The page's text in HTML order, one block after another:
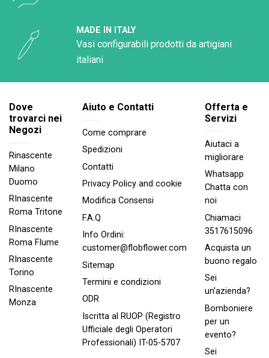
MADE IN ITALY
Vasi configurabili prodotti da artigiani
italiani
Dove
trovarci nei
Negozi
Rinascente
Milano
Duomo
RInascente
Roma Tritone
RInascente
Roma FIume
RInascente
Torino
RInascente
Monza
Aiuto e Contatti
Come comprare
Spedizioni
Contatti
Privacy Policy and cookie
Modifica Consensi
F.A.Q
Info Ordini:
customer@flobflower.com
Sitemap
Termini e condizioni
ODR
Iscritta al RUOP (Registro
Ufficiale degli Operatori
Professionali) IT-05-5707
Offerta e
Servizi
Aiutaci a
migliorare
Whatsapp
Chatta con
noi
Chiamaci
3517615096
Acquista un
buono regalo
Sei
un'azienda?
Bomboniere
per un
evento?
Sei